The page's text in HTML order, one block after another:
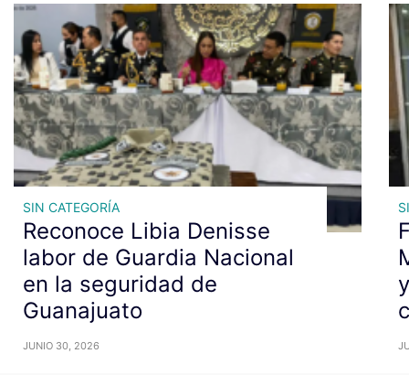
SIN CATEGORÍA
Reconoce Libia Denisse
labor de Guardia Nacional
en la seguridad de
Guanajuato
JUNIO 30, 2026